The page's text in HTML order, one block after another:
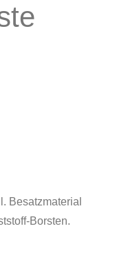
Besatzmaterial
Borsten.